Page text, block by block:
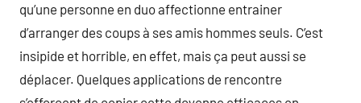
qu’une personne en duo affectionne entrainer
d’arranger des coups à ses amis hommes seuls. C’est
insipide et horrible, en effet, mais ça peut aussi se
déplacer. Quelques applications de rencontre